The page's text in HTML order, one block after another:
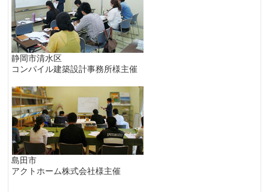
静岡市清水区
コンパイル建築設計事務所様主催
島田市
アクトホーム株式会社様主催